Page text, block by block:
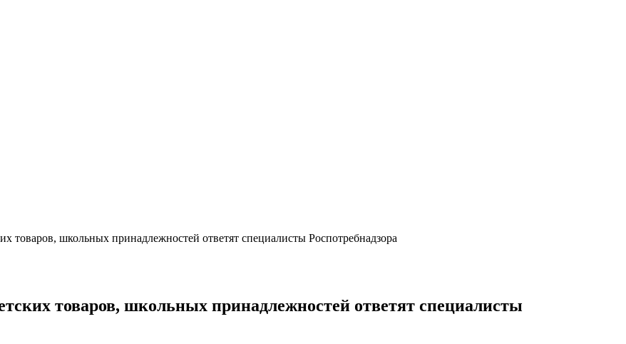
товаров, школьных принадлежностей ответят специалисты Роспотребнадзора
товаров, школьных принадлежностей ответят специалисты